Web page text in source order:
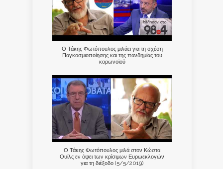
Ο Τάκης Φωτόπουλος μιλάει για τη σχέση
Παγκοσμιοποίησης και της πανδημίας του
κορωνοϊού
Ο Τάκης Φωτόπουλος μιλά στον Κώστα
Ουίλς εν όψει των κρίσιμων Ευρωεκλογών
για τη διέξοδο (5/5/2019)